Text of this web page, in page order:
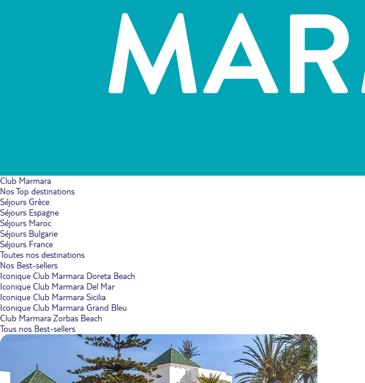
Club Marmara
Nos Top destinations
Séjours Grèce
Séjours Espagne
Séjours Maroc
Séjours Bulgarie
Séjours France
Toutes nos destinations
Nos Best-sellers
Iconique Club Marmara Doreta Beach
Iconique Club Marmara Del Mar
Iconique Club Marmara Sicilia
Iconique Club Marmara Grand Bleu
Club Marmara Zorbas Beach
Tous nos Best-sellers